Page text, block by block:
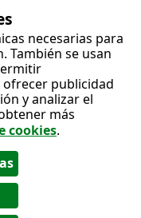
necesarias para
También se usan
ofrecer publicidad
y analizar el
más
cookies.